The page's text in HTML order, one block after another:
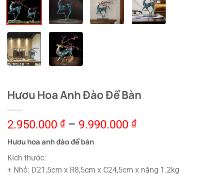
Hươu Hoa Anh Đào Để Bàn
2.950.000 ₫– 9.990.000 ₫
Hươu hoa anh đào để bàn
Kích thước:
+ Nhỏ: D21,5cm x R8,5cm x C24,5cm x nặng 1.2kg